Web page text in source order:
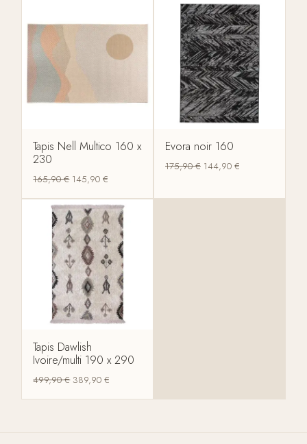
Tapis Nell Multico 160 x
230
165,90€ 145,90€
Evora noir 160
175,90€ 144,90 €
Tapis Dawlish
Ivoire/multi 190 x 290
499,90€ 389,90€